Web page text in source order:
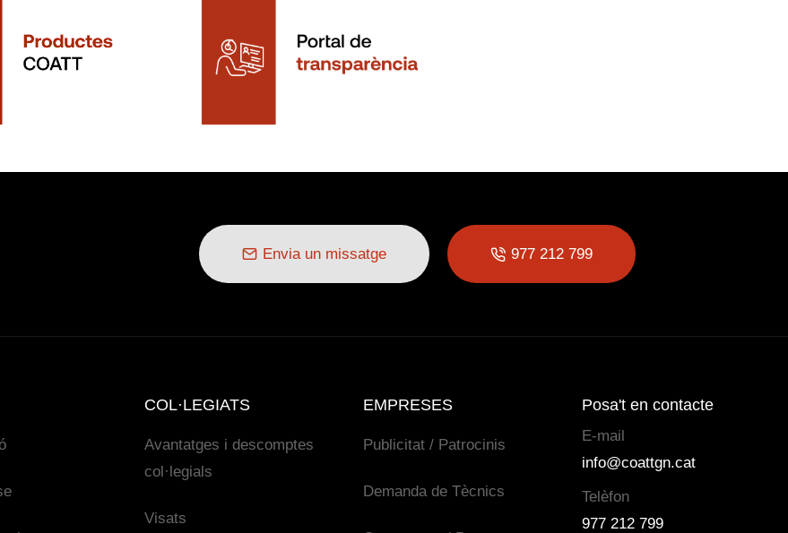
Envia un missatge 977 212 799
COL·LEGIATS
Avantatges i descomptes
col·legials
Visats
EMPRESES
Publicitat / Patrocinis
Demanda de Tècnics
Posa't en contacte
E-mail
info@coattgn.cat
Telèfon
977 212 799